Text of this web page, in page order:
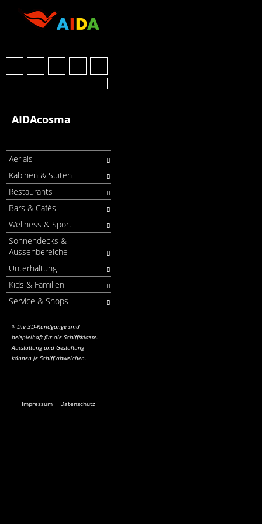
AIDAcosma
Aerials
Kabinen & Suiten
Restaurants
Bars & Cafés
Wellness & Sport
Sonnendecks &
Aussenbereiche
Unterhaltung
Kids & Familien
Service & Shops
* Die 3D-Rundgänge sind
beispielhaft für die Schiffsklasse.
Ausstattung und Gestaltung
können je Schiff abweichen.
Impressum Datenschutz